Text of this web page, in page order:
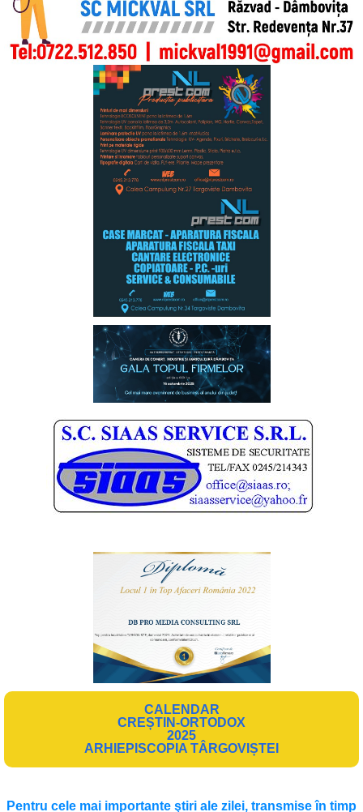
CALENDAR
CREȘTIN-ORTODOX
2025
ARHIEPISCOPIA TÂRGOVIȘTEI
Pentru cele mai importante ştiri ale zilei, transmise în timp